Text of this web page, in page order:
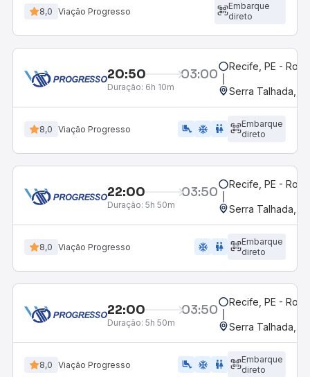
8,0 Viação Progresso
Embarque
direto
20:50 03:00
Duração: 6h 10m
Recife, PE -
Serra Talhada, PE
8,0 Viação Progresso airline_seat_legroom_extra ac_unit wc
Embarque
direto
22:00 03:50
Duração: 5h 50m
Recife, PE -
Serra Talhada, PE
8,0 Viação Progresso ac_unit wc
Embarque
direto
22:00 03:50
Duração: 5h 50m
Recife, PE -
Serra Talhada, PE
8,0 Viação Progresso airline_seat_legroom_extra ac_unit wc
Embarque
direto